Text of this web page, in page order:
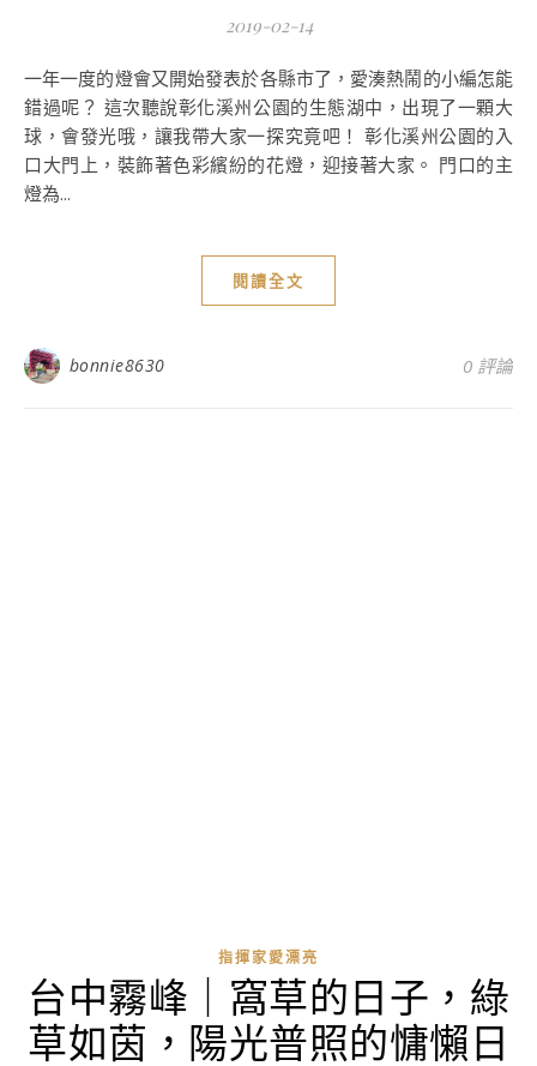
2019-02-14
一年一度的燈會又開始發表於各縣市了，愛湊熱鬧的小編怎能
錯過呢？ 這次聽說彰化溪州公園的生態湖中，出現了一顆大
球，會發光哦，讓我帶大家一探究竟吧！ 彰化溪州公園的入
口大門上，裝飾著色彩繽紛的花燈，迎接著大家。 門口的主
燈為...
閱讀全文
bonnie8630 0 評論
指揮家愛漂亮
台中霧峰｜窩草的日子，綠
草如茵，陽光普照的慵懶日